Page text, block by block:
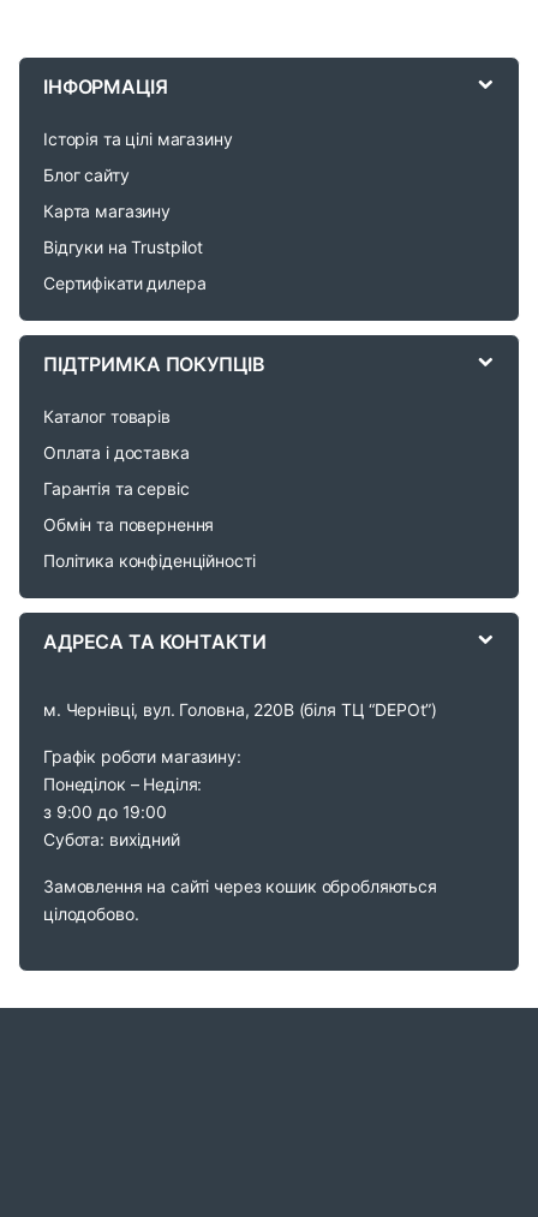
C
ІНФОРМАЦІЯ
Історія та цілі магазину
Блог сайту
Карта магазину
Відгуки на Trustpilot
Сертифікати дилера
ПІДТРИМКА ПОКУПЦІВ
Каталог товарів
Оплата і доставка
Гарантія та сервіс
Обмін та повернення
Політика конфіденційності
АДРЕСА ТА КОНТАКТИ
м. Чернівці, вул. Головна, 220В (біля ТЦ “DEPOt”)
Графік роботи магазину:
Понеділок – Неділя:
з 9:00 до 19:00
Субота: вихідний
Замовлення на сайті через кошик обробляються
цілодобово.